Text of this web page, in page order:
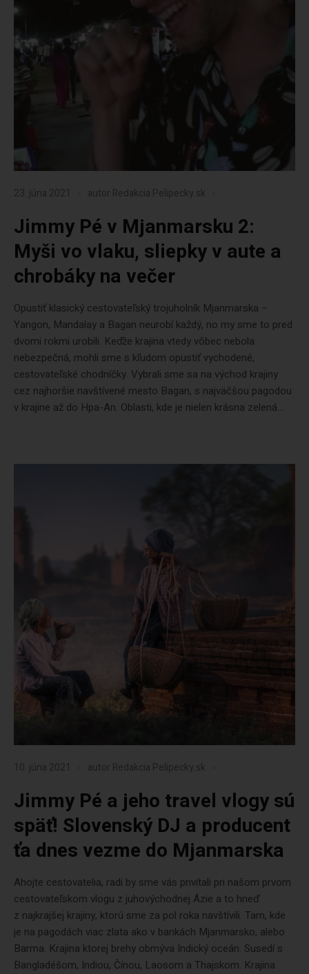
23. júna 2021 autor Redakcia Pelipecky.sk
Jimmy Pé v Mjanmarsku 2:
Myši vo vlaku, sliepky v aute a
chrobáky na večer
Opustiť klasický cestovateľský trojuholník Mjanmarska –
Yangon, Mandalay a Bagan neurobí každý, no my sme to pred
dvomi rokmi urobili. Keďže krajina vtedy vôbec nebola
nebezpečná, mohli sme s kľudom opustiť vychodené,
cestovateľské chodníčky. Vybrali sme sa na východ krajiny
cez najhoršie navštívené mesto Bagan, s najväčšou pagodou
v krajine až do Hpa-An. Oblasti, kde je nielen krásna zelená...
10. júna 2021 autor Redakcia Pelipecky.sk
Jimmy Pé a jeho travel vlogy sú
späť! Slovenský DJ a producent
ťa dnes vezme do Mjanmarska
Ahojte cestovatelia, radi by sme vás privítali pri našom prvom
cestovateľskom vlogu z juhovýchodnej Ázie a to hneď
z najkrajšej krajiny, ktorú sme za pol roka navštívili. Tam, kde
je na pagodách viac zlata ako v bankách Mjanmarsko, alebo
Barma. Krajina ktorej brehy obmýva Indický oceán. Susedí s
Bangladéšom, Indiou, Čínou, Laosom a Thajskom. Krajina